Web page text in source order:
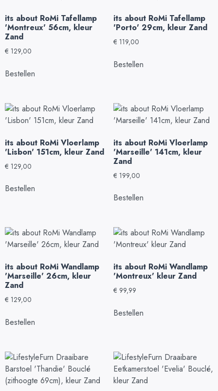
its about RoMi Tafellamp
'Montreux' 56cm, kleur
Zand
€ 129,00
Bestellen
its about RoMi Tafellamp
'Porto' 29cm, kleur Zand
€ 119,00
Bestellen
its about RoMi Vloerlamp
'Lisbon' 151cm, kleur Zand
€ 129,00
Bestellen
its about RoMi Vloerlamp
'Marseille' 141cm, kleur
Zand
€ 199,00
Bestellen
its about RoMi Wandlamp
'Marseille' 26cm, kleur
Zand
€ 129,00
Bestellen
its about RoMi Wandlamp
'Montreux' kleur Zand
€ 99,99
Bestellen